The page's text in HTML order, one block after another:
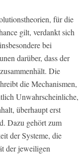
für die
gilt, verdankt sich
bei
darüber, dass der
Die
die Mechanismen,
Unwahrscheinliche,
überhaupt erst
Dazu gehört zum
der Systeme, die
der jeweiligen